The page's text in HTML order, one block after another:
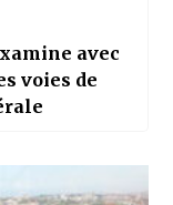
avec
voies de